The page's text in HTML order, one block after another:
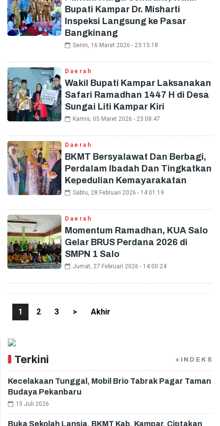
Bupati Kampar Dr. Misharti
Inspeksi Langsung ke Pasar
Bangkinang
Senin, 16 Maret 2026 - 23:15:18
Daerah
Wakil Bupati Kampar Laksanakan
Safari Ramadhan 1447 H di Desa
Sungai Liti Kampar Kiri
Kamis, 05 Maret 2026 - 23:08:47
Daerah
BKMT Bersyalawat Dan Berbagi,
Perdalam Ibadah Dan Tingkatkan
Kepedulian Kemayarakatan
Sabtu, 28 Februari 2026 - 14:01:19
Daerah
Momentum Ramadhan, KUA Salo
Gelar BRUS Perdana 2026 di
SMPN 1 Salo
Jumat, 27 Februari 2026 - 14:00:24
1 2 3 > Akhir
Terkini +INDEKS
Kecelakaan Tunggal, Mobil Brio Tabrak Pagar Taman
Budaya Pekanbaru
15 Juli 2026
Buka Sekolah Lansia, BKMT Kab. Kampar, Ciptakan